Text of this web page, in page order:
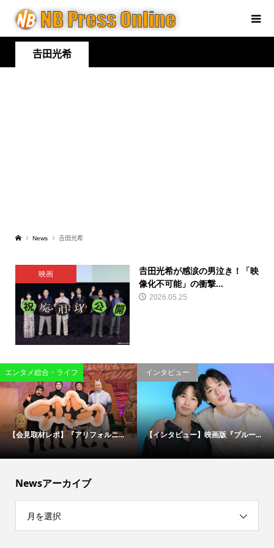
𠮷田光希
News 𠮷田光希
映画
𠮷田光希が感涙の男泣き！「映
像化不可能」の衝撃...
2026.05.25
エンタメ総合・ライフ
【会見取材レポ】『アリフォルニ...
インタビュー
【インタビュー】映画版『ブルー...
Newsアーカイブ
月を選択